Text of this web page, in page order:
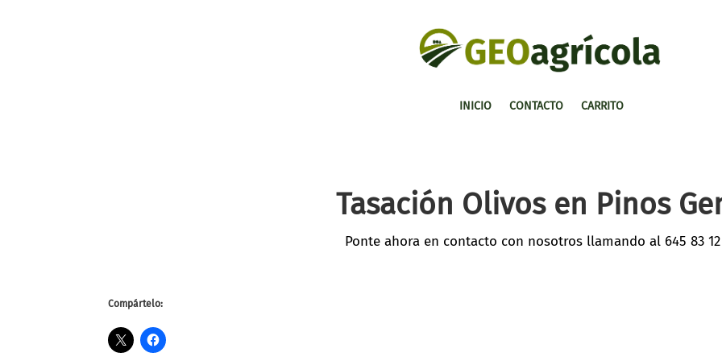
INICIO CONTACTO CARRITO
Tasación Olivos en Pinos
Ponte ahora en contacto con nosotros llamando al 645 83
Compártelo: